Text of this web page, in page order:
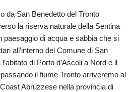
da San Benedetto del Tronto
la riserva naturale della Sentina
paesaggio di acqua e sabbia che si
all’interno del Comune di San
di Porto d’Ascoli a Nord e il
il fiume Tronto arriveremo al
Abruzzese nella provincia di